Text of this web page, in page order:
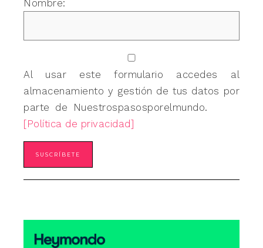
Nombre:
Al usar este formulario accedes al
almacenamiento y gestión de tus datos por
parte de Nuestrospasosporelmundo.
[Política de privacidad]